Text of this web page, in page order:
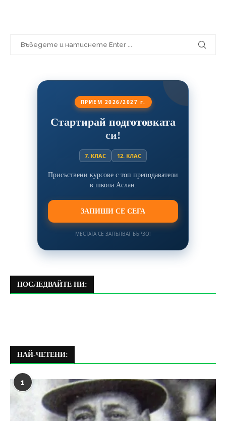
ПРИЕМ 2026/2027 г.
Стартирай подготовката
си!
7. КЛАС 12. КЛАС
Присъствени курсове с топ преподаватели
в школа Аслан.
ЗАПИШИ СЕ СЕГА
МЕСТАТА СЕ ЗАПЪЛВАТ БЪРЗО!
ПОСЛЕДВАЙТЕ НИ:
НАЙ-ЧЕТЕНИ:
1